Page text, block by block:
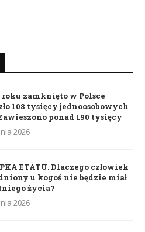
roku zamknięto w Polsce
108 tysięcy jednoosobowych
ponad 190 tysięcy
2026
ETATU. Dlaczego człowiek
u kogoś nie będzie miał
życia?
2026